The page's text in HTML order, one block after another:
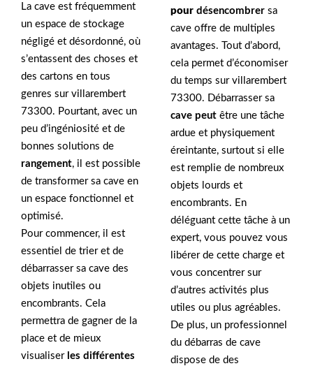
La cave est fréquemment
un espace de stockage
négligé et désordonné, où
s’entassent des choses et
des cartons en tous
genres sur villarembert
73300. Pourtant, avec un
peu d’ingéniosité et de
bonnes solutions de
rangement, il est possible
de transformer sa cave en
un espace fonctionnel et
optimisé.
Pour commencer, il est
essentiel de trier et de
débarrasser sa cave des
objets inutiles ou
encombrants. Cela
permettra de gagner de la
place et de mieux
visualiser les différentes
pour désencombrer sa
cave offre de multiples
avantages. Tout d’abord,
cela permet d’économiser
du temps sur villarembert
73300. Débarrasser sa
cave peut être une tâche
ardue et physiquement
éreintante, surtout si elle
est remplie de nombreux
objets lourds et
encombrants. En
déléguant cette tâche à un
expert, vous pouvez vous
libérer de cette charge et
vous concentrer sur
d’autres activités plus
utiles ou plus agréables.
De plus, un professionnel
du débarras de cave
dispose de des